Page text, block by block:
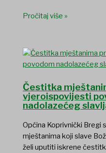
Pročitaj više »
Čestitka
vjeroispovijesti
nadolazećeg
Općina Koprivnički Bregi
mještanima koji slave
želi uputiti iskrene